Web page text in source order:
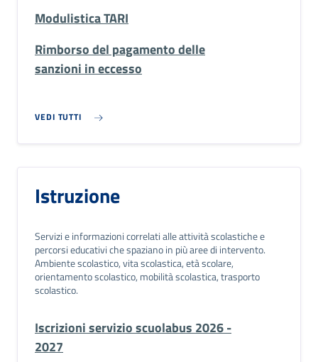
Modulistica TARI
Rimborso del pagamento delle
sanzioni in eccesso
VEDI TUTTI
Istruzione
Servizi e informazioni correlati alle attività scolastiche e
percorsi educativi che spaziano in più aree di intervento.
Ambiente scolastico, vita scolastica, età scolare,
orientamento scolastico, mobilità scolastica, trasporto
scolastico.
Iscrizioni servizio scuolabus 2026 -
2027